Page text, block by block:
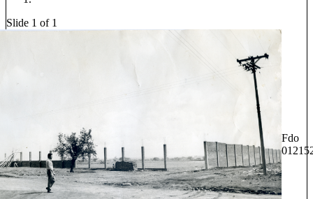
Slide 1 of 1
Fdo